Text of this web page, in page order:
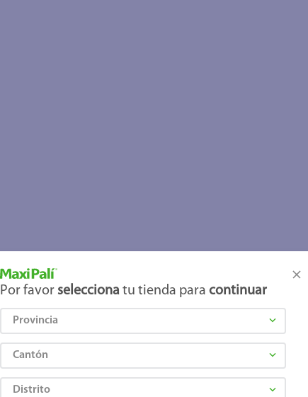
Por favor selecciona tu tienda para continuar
Provincia
Cantón
Distrito